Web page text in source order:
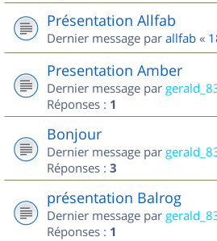
Présentation Allfab
Dernier message par allfab «
Presentation Amber
Dernier message par
Réponses : 1
Bonjour
Dernier message par
Réponses : 3
présentation Balrog
Dernier message par
Réponses : 1